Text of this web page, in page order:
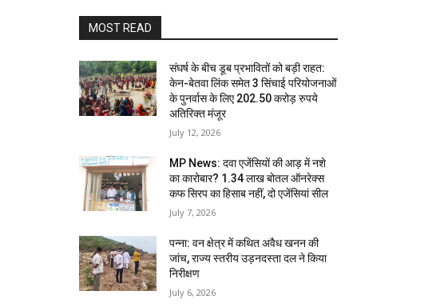
MOST READ
संघर्ष के बीच डूब प्रभावितों को बड़ी राहत:
केन-बेतवा लिंक समेत 3 सिंचाई परियोजनाओं
के पुनर्वास के लिए 202.50 करोड़ रुपये
अतिरिक्त मंजूर
July 12, 2026
MP News: दवा एजेंसियों की आड़ में नशे
का कारोबार? 1.34 लाख बोतल ऑनरेक्स
कफ सिरप का हिसाब नहीं, दो एजेंसियां सील
July 7, 2026
पन्ना: वन क्षेत्र में कथित अवैध खनन की
जांच, राज्य स्तरीय उड़नदस्ता दल ने किया
निरीक्षण
July 6, 2026